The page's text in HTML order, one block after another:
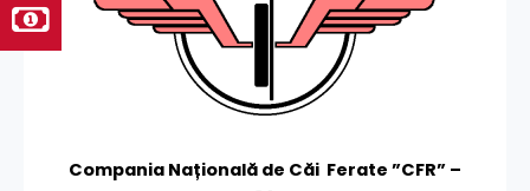
Compania Națională de Căi Ferate ”CFR” –